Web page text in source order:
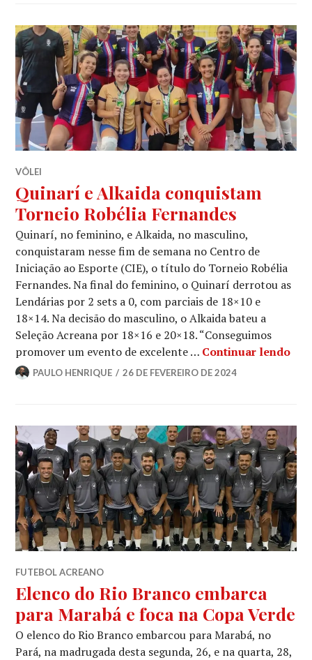
VÔLEI
Quinarí e Alkaida conquistam
Torneio Robélia Fernandes
Quinarí, no feminino, e Alkaida, no masculino,
conquistaram nesse fim de semana no Centro de
Iniciação ao Esporte (CIE), o título do Torneio Robélia
Fernandes. Na final do feminino, o Quinarí derrotou as
Lendárias por 2 sets a 0, com parciais de 18×10 e
18×14. Na decisão do masculino, o Alkaida bateu a
Seleção Acreana por 18×16 e 20×18. “Conseguimos
promover um evento de excelente … Continuar lendo
PAULO HENRIQUE 26 DE FEVEREIRO DE 2024
FUTEBOL ACREANO
Elenco do Rio Branco embarca
para Marabá e foca na Copa Verde
O elenco do Rio Branco embarcou para Marabá, no
Pará, na madrugada desta segunda, 26, e na quarta, 28,